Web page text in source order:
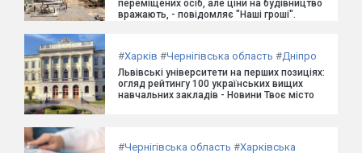
переміщених осіб, але ціни на будівництво
вражають, - повідомляє "Наші гроші".
#Харків #Чернігівська область #Дніпро
Львівські університети на перших позиціях:
огляд рейтингу 100 українських вищих
навчальних закладів - Новини Твоє місто
#Чернігівська область #Харківська